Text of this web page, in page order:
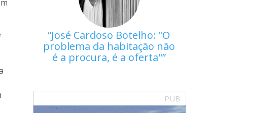
José Cardoso Botelho: "O
problema da habitação não
é a procura, é a oferta"
PUB